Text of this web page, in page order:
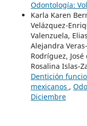
Odontología:
Karla Karen
Velázquez-
Valenzuela,
Alejandra
Rodríguez,
Rosalina Islas-
Dentición
mexicanos ,
Diciembre